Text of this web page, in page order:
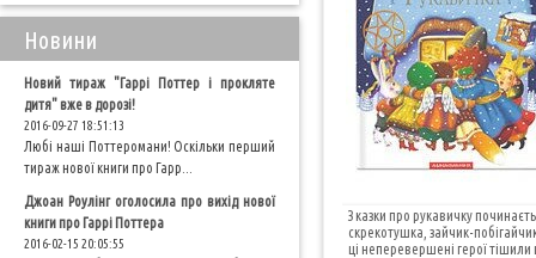
З казки про рукавичку
скрекотушка, зайчик-
ці неперевершені герої
Новини
Новий тираж "Гаррі Поттер і прокляте
дитя" вже в дорозі!
2016-09-27 18:51:13
Любі наші Поттеромани! Оскільки перший
тираж нової книги про Гарр...
Джоан Роулінг оголосила про вихід нової
книги про Гаррі Поттера
2016-02-15 20:05:55